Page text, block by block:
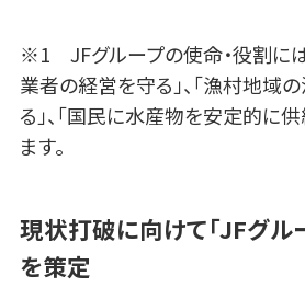
※1 JFグループの使命・役割には
業者の経営を守る」、「漁村地域
る」、「国民に水産物を安定的に
ます。
現状打破に向けて「JFグル
を策定